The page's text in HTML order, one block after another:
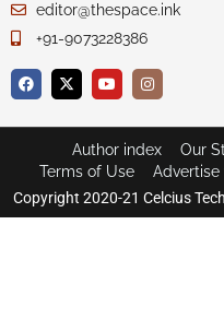
editor@thespace.ink
+91-9073228386
Copyright 2020-21 Celcius
Author index Our
Terms of Use
Advertise